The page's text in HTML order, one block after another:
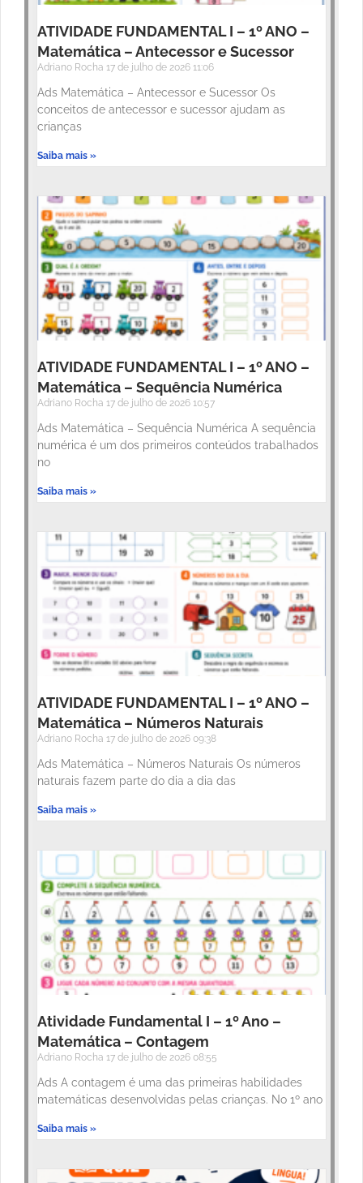
ATIVIDADE FUNDAMENTAL I – 1º ANO –
Matemática – Antecessor e Sucessor
Adriano Rocha 17 de julho de 2026 11:06
Ads Matemática – Antecessor e Sucessor Os
conceitos de antecessor e sucessor ajudam as
crianças
Saiba mais »
ATIVIDADE FUNDAMENTAL I – 1º ANO –
Matemática – Sequência Numérica
Adriano Rocha 17 de julho de 2026 10:57
Ads Matemática – Sequência Numérica A sequência
numérica é um dos primeiros conteúdos trabalhados
no
Saiba mais »
ATIVIDADE FUNDAMENTAL I – 1º ANO –
Matemática – Números Naturais
Adriano Rocha 17 de julho de 2026 09:38
Ads Matemática – Números Naturais Os números
naturais fazem parte do dia a dia das
Saiba mais »
Atividade Fundamental I – 1º Ano –
Matemática – Contagem
Adriano Rocha 17 de julho de 2026 08:55
Ads A contagem é uma das primeiras habilidades
matemáticas desenvolvidas pelas crianças. No 1º ano
Saiba mais »